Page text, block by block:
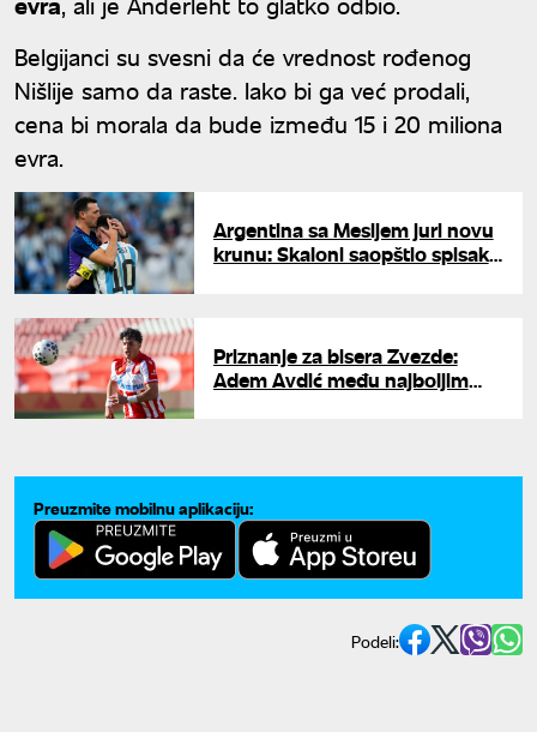
Belgijanci su svesni da će vrednost rođenog
Nišlije samo da raste. Iako bi ga već prodali,
cena bi morala da bude između 15 i 20 miliona
evra.
Argentina sa Mesijem juri novu
krunu: Skaloni saopštio spisak
Priznanje za bisera Zvezde:
Adem Avdić među najboljim
Preuzmite mobilnu aplikaciju:
Podeli: